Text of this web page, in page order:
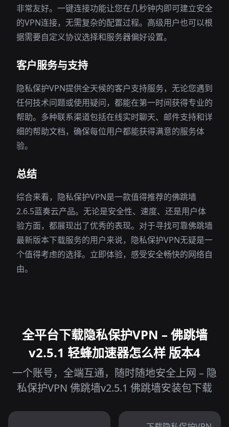
非常友好。一键连接功能让您在几秒钟内即可建立安全
的VPN连接，无需复杂的配置过程。高级用户也可以根
据需要自定义协议选择和服务器偏好设置。
客户服务与支持
隐私保护VPN提供全天候的客户支持服务，无论您遇到
任何技术问题或使用疑问，都能在第一时间获得专业的
帮助。多种联系渠道包括在线实时聊天、邮件支持和详
细的帮助文档，确保每位用户都能获得满意的服务体
验。
总结
综合来看，隐私保护VPN是一款值得推荐的佛跳墙
2.6.5蓝奏云产品。无论是安全性、速度、还是用户体
验方面，都展现出了优秀的表现。对于寻找可靠佛跳墙
最新版本下载服务的用户来说，隐私保护VPN无疑是一
个值得考虑的选择。立即体验，感受安全畅快的网络自
由。
全平台下载隐私保护VPN – 佛跳墙
v2.5.1 轻蜂加速器怎么样 版本4
一个账号，全端互通，随时随地安全上网 – 隐
私保护VPN 佛跳墙v2.5.1 佛跳墙安装包下载